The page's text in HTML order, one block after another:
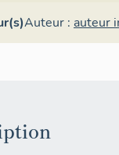
Auteur : auteur